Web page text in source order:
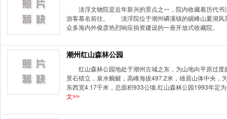
淡浮文物院是近年新兴的景点之一，院内收藏着历代
游客慕名前往。 淡浮院位于潮州磷溪镇的砚峰山夏湖风
众多海内外俊彦热烈响应捐资建设的一座开放式收藏院
潮州红山森林公园
红山森林公园地处于潮州古城之东，为山地向平原过
景石错立，泉水蜿蜒，高峰海拔497.2米，雄居山体中央，
东西宽4.17千米，总面积933公顷.红山森林公园1993年定
文>>